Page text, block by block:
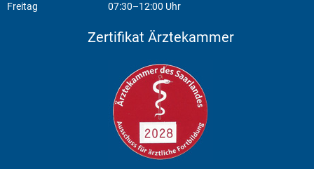
Freitag
07:30–12:00 Uhr
Zertifikat Ärztekammer